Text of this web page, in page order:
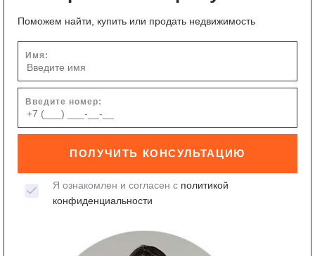
Поможем найти, купить или продать недвижимость
Имя:
Введите номер:
ПОЛУЧИТЬ КОНСУЛЬТАЦИЮ
Я ознакомлен и согласен с политикой
конфиденциальности